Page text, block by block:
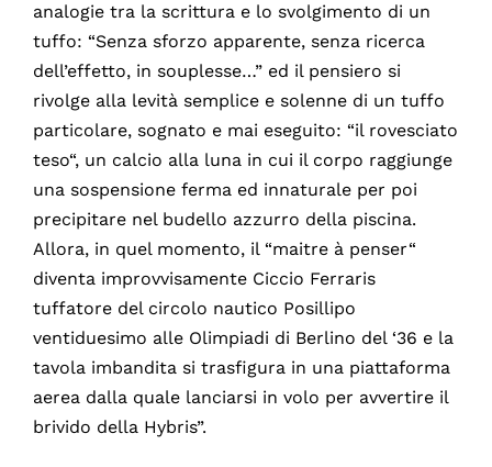
analogie tra la scrittura e lo svolgimento di un
tuffo: “Senza sforzo apparente, senza ricerca
dell’effetto, in souplesse…” ed il pensiero si
rivolge alla levità semplice e solenne di un tuffo
particolare, sognato e mai eseguito: “il rovesciato
teso“, un calcio alla luna in cui il corpo raggiunge
una sospensione ferma ed innaturale per poi
precipitare nel budello azzurro della piscina.
Allora, in quel momento, il “maitre à penser“
diventa improvvisamente Ciccio Ferraris
tuffatore del circolo nautico Posillipo
ventiduesimo alle Olimpiadi di Berlino del ‘36 e la
tavola imbandita si trasfigura in una piattaforma
aerea dalla quale lanciarsi in volo per avvertire il
brivido della Hybris”.